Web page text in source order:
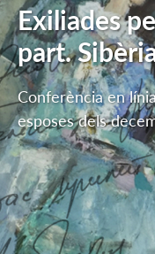
Exiliades
part.
Conferència en
esposes dels